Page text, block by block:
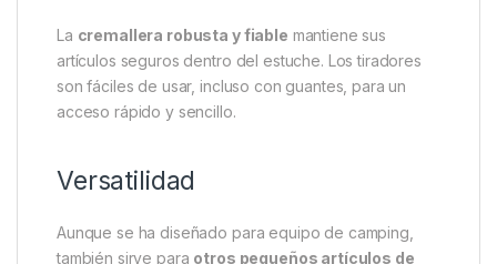
El material EVA esligero y compacto, perfecto para
largas caminatas y excursiones. No añade volumen
innecesario, manteniendo su equipo fácil de
transportar.
El estuche protege contra
incluso en condiciones difíciles.